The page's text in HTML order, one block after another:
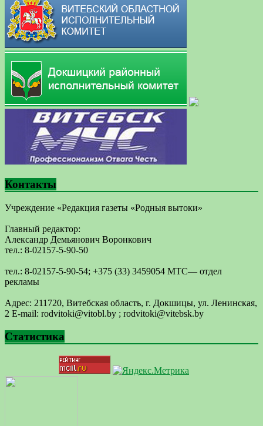
Контакты
Учреждение «Редакция газеты «Родныя вытоки»
Главный редактор:
Александр Демьянович Воронкович
тел.: 8-02157-5-90-50
тел.: 8-02157-5-90-54; +375 (33) 3459054 МТС— отдел
рекламы
Адрес: 211720, Витебская область, г. Докшицы, ул. Ленинская,
2 E-mail: ​rodvitoki@​​vitobl​.by ; rodvitoki@vitebsk.by
Статистика